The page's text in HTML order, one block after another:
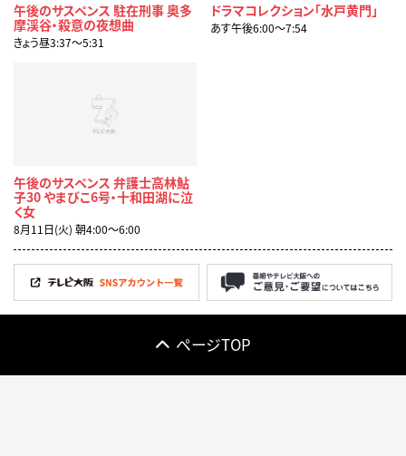
午後のサスペンス 駐在刑事 奥多
摩渓谷・殺意の夜想曲
きょう昼3:37〜5:31
ドラマコレクション「水戸黄門」
あす午後6:00〜7:54
午後のサスペンス 弁護士高林鮎
子30 やまびこ6号・十和田湖に泣
く女
8月11日(火) 朝4:00〜6:00
ページTOP